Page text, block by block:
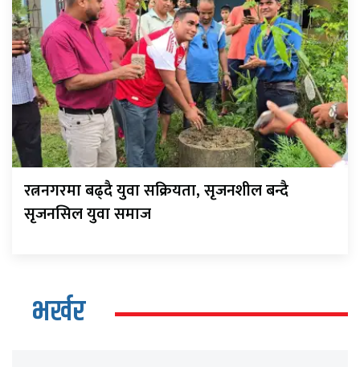
रत्ननगरमा बढ्दै युवा सक्रियता, सृजनशील बन्दै
सृजनसिल युवा समाज
भर्खर